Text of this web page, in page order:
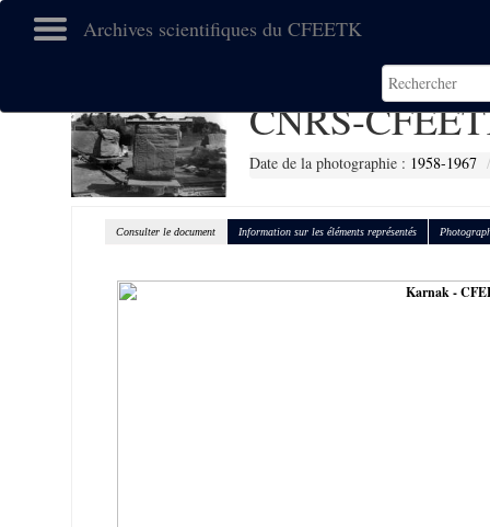
Archives scientifiques du CFEETK
CNRS-
Date de la photographie : 1958-1967
Consulter le document Information sur les éléments représentés